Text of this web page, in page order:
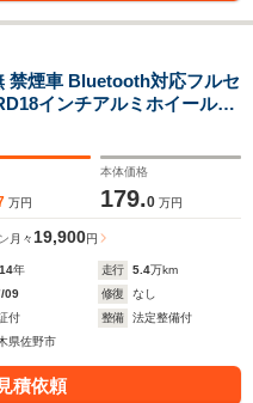
煙車 Bluetooth対応フルセ
インチアルミホイール
ス装着車
万円
本体価格
179.0 万円
月々 19,900円
年 走行 5.4万km
09 修復
なし
付 整備
法定整備付
県佐野市
積依頼